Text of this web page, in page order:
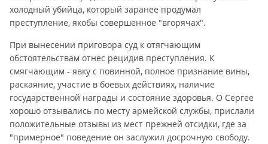
холодный убийца, который заранее продумал
преступление, якобы совершенное "вгорячах".
При вынесении приговора суд к отягчающим
обстоятельствам отнес рецидив преступления. К
смягчающим - явку с повинной, полное признание вины,
раскаяние, участие в боевых действиях, наличие
государственной награды и состояние здоровья. О Сергее
хорошо отзывались по месту армейской службы, прислали
положительные отзывы из мест прежней отсидки, где за
"примерное" поведение он заслужил досрочную свободу.